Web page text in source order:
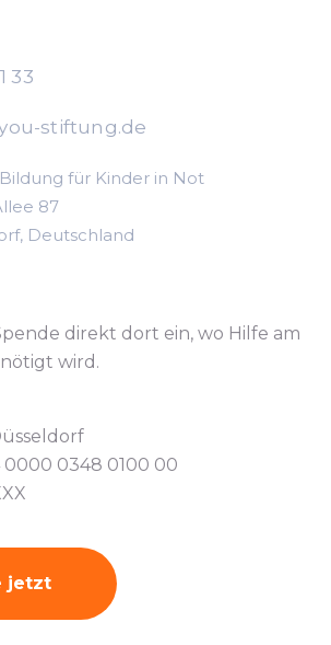
33
stiftung.de
für Kinder in Not
87
Deutschland
direkt dort ein, wo Hilfe am
wird.
0000 0348 0100 00
jetzt